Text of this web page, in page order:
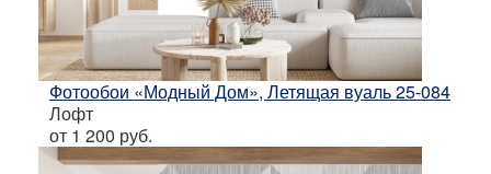
Фотообои «Модный Дом», Летящая вуаль 25-084
Лофт
от 1 200 руб.